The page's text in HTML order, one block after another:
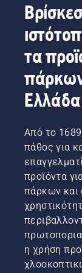
τα
Ελλάδα
Από το
πάθος για
προϊόντα
πάρκων και
η χρήση